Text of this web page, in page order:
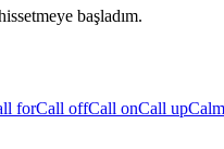
başladım.
forCall offCall onCall upCalm